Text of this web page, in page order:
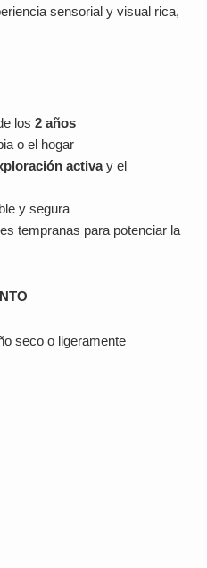
sensorial y visual rica,
los 2 años
o el hogar
activay el
y segura
tempranas para potenciar la
seco o ligeramente